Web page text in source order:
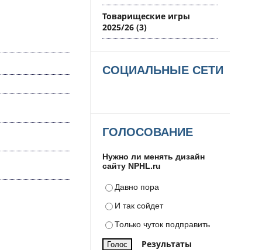
Товарищеские игры
2025/26 (3)
СОЦИАЛЬНЫЕ СЕТИ
ГОЛОСОВАНИЕ
Нужно ли менять дизайн
сайту NPHL.ru
Давно пора
И так сойдет
Только чуток подправить
Результаты